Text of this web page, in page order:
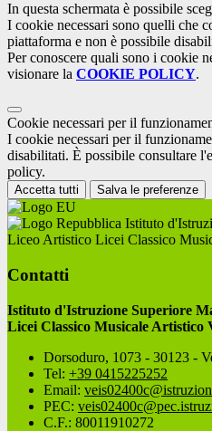
In questa schermata è possibile
I cookie necessari sono quelli che
piattaforma e non è possibile
Per conoscere quali sono i cookie
visionare la COOKIE POLICY.
Cookie necessari per il
I cookie necessari per il
disabilitati. È possibile consultare
policy.
Accetta tutti Salva le preferenze
Istituto
Liceo Artistico Licei Classico
Contatti
Istituto d'Istruzione Superiore
Licei Classico Musicale Artistico
Dorsoduro, 1073 - 30123 -
Tel: +39 0415225252
Email:
PEC:
C.F.: 80011910272